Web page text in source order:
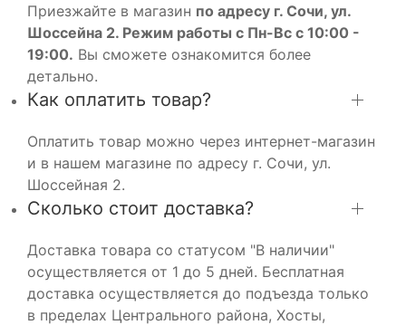
Приезжайте в магазин по адресу г. Сочи, ул.
Шоссейна 2. Режим работы с Пн-Вс с 10:00 -
19:00. Вы сможете ознакомится более
детально.
Как оплатить товар?
Оплатить товар можно через интернет-магазин
и в нашем магазине по адресу г. Сочи, ул.
Шоссейная 2.
Сколько стоит доставка?
Доставка товара со статусом "В наличии"
осуществляется от 1 до 5 дней. Бесплатная
доставка осуществляется до подъезда только
в пределах Центрального района, Хосты,